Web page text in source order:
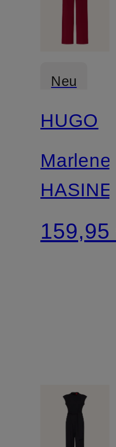
Neu
HUGO
HASINE
159,95